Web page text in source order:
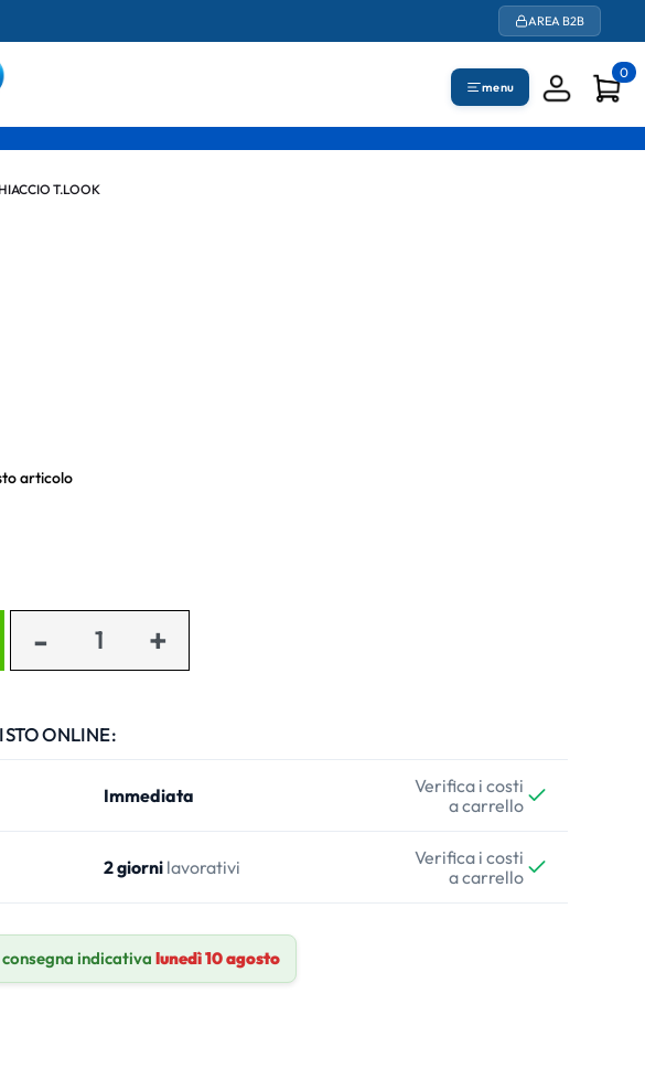
AREA B2B
menu
0
T.LOOK
articolo
ONLINE:
Immediata
Verifica i costi
a carrello
2 giornilavorativi
Verifica i costi
a carrello
indicativa lunedì 10 agosto